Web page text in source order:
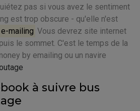
pas si vous avez le sentiment
est trop obscure - qu'elle n'est
mailing Vous devrez site internet
le sommet. C'est le temps de la
by emailing ou un navire
à suivre bus